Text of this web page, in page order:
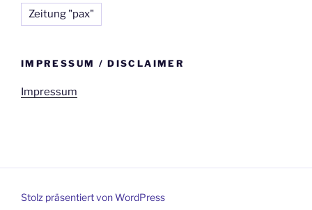
Zeitung "pax"
IMPRESSUM / DISCLAIMER
Impressum
Stolz präsentiert von WordPress